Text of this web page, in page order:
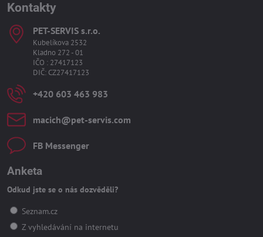
Kontakty
PET-SERVIS s​.r​.o​.
Kubelíkova 2532
Kladno 272 - 01
IČO : 27417123
DIČ: CZ27417123
+420 603 463 983
macich​@pet-servis​.com
FB Messenger
Anketa
Odkud jste se o nás dozvěděli?
Seznam.cz
Z vyhledávání na internetu